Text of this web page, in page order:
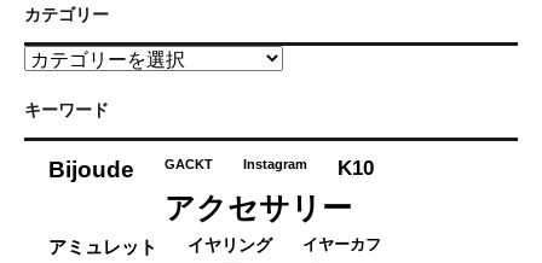
カテゴリー
カ
ゴ
キーワード
Bijoude GACKT Instagram K10
アクセサリー
アミュレット イヤリング イヤーカフ